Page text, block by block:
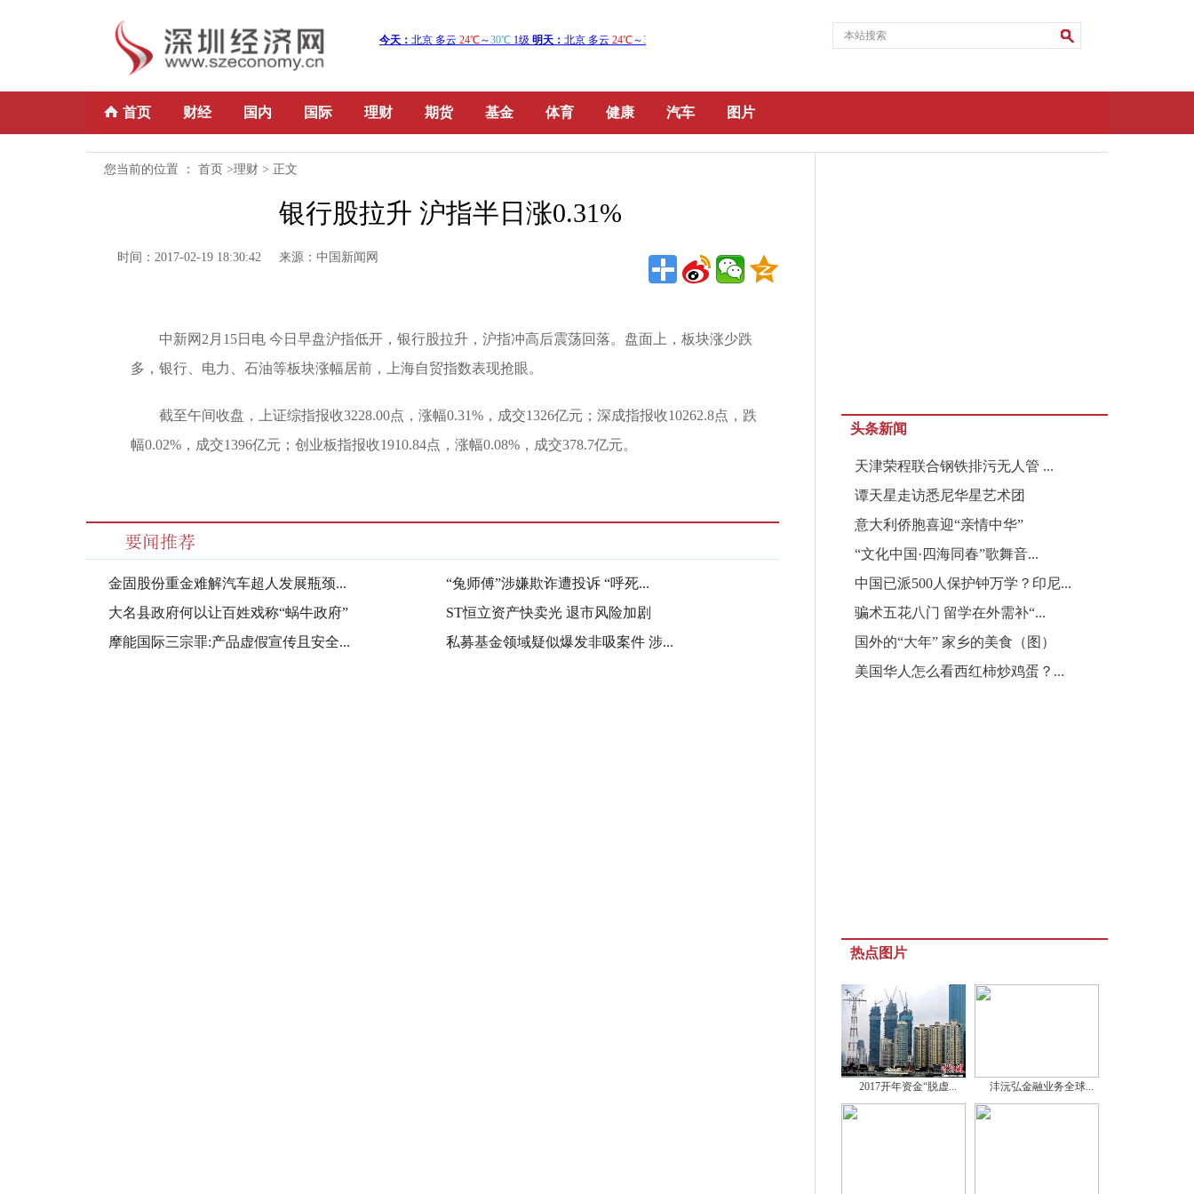
首页 财经 国内 国际 理财 期货 基金 体育 健康 汽车 图片
您当前的位置 ： 首页 >理财 > 正文
银行股拉升 沪指半日涨0.31%
时间：2017-02-19 18:30:42 来源：中国新闻网
中新网2月15日电 今日早盘沪指低开，银行股拉升，沪指冲高后震荡回落。盘面上，板块涨少跌
多，银行、电力、石油等板块涨幅居前，上海自贸指数表现抢眼。
截至午间收盘，上证综指报收3228.00点，涨幅0.31%，成交1326亿元；深成指报收10262.8点，跌
幅0.02%，成交1396亿元；创业板指报收1910.84点，涨幅0.08%，成交378.7亿元。
金固股份重金难解汽车超人发展瓶颈...
大名县政府何以让百姓戏称“蜗牛政府”
摩能国际三宗罪:产品虚假宣传且安全...
“兔师傅”涉嫌欺诈遭投诉 “呼死...
ST恒立资产快卖光 退市风险加剧
私募基金领域疑似爆发非吸案件 涉...
头条新闻
天津荣程联合钢铁排污无人管 ...
谭天星走访悉尼华星艺术团
意大利侨胞喜迎“亲情中华”
“文化中国·四海同春”歌舞音...
中国已派500人保护钟万学？印尼...
骗术五花八门 留学在外需补“...
国外的“大年” 家乡的美食（图）
美国华人怎么看西红柿炒鸡蛋？...
热点图片
2017开年资金“脱虚... 沣沅弘金融业务全球...